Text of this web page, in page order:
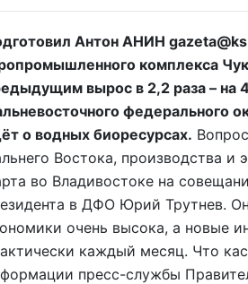
Антон АНИН
комплекса
вырос в 2,2 раза – на
федерального
о водных биоресурсах.
Востока, производства и
во Владивостоке на
в ДФО Юрий Трутнев.
очень высока, а новые
каждый месяц. Что
пресс-службы